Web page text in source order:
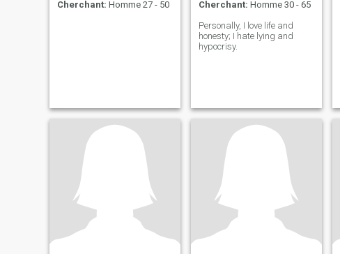
Cherchant: Homme 27 - 50
Cherchant: Homme 30 - 65
Personally, I love life and
honesty; I hate lying and
hypocrisy.